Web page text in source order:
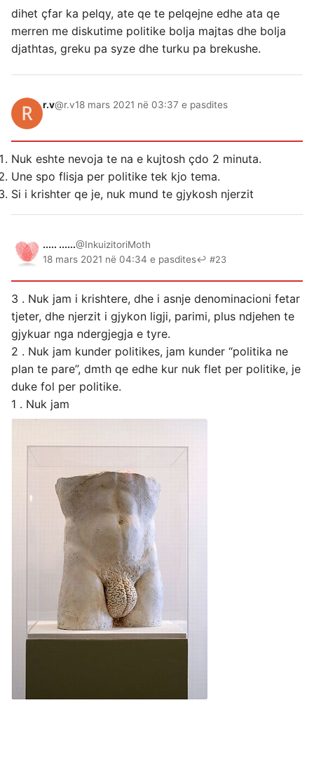
dihet çfar ka pelqy, ate qe te pelqejne edhe ata qe
merren me diskutime politike bolja majtas dhe bolja
djathtas, greku pa syze dhe turku pa brekushe.
r.v@r.v18 mars 2021 në 03:37 e pasdites
Nuk eshte nevoja te na e kujtosh çdo 2 minuta.
Une spo flisja per politike tek kjo tema.
Si i krishter qe je, nuk mund te gjykosh njerzit
..... ......@InkuizitoriMoth
18 mars 2021 në 04:34 e pasdites↩ #23
3 . Nuk jam i krishtere, dhe i asnje denominacioni fetar
tjeter, dhe njerzit i gjykon ligji, parimi, plus ndjehen te
gjykuar nga ndergjegja e tyre.
2 . Nuk jam kunder politikes, jam kunder “politika ne
plan te pare”, dmth qe edhe kur nuk flet per politike, je
duke fol per politike.
1 . Nuk jam